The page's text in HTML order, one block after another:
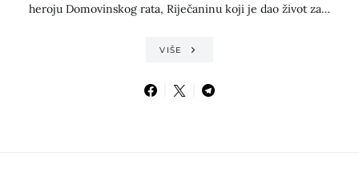
heroju Domovinskog rata, Riječaninu koji je dao život za…
VIŠE